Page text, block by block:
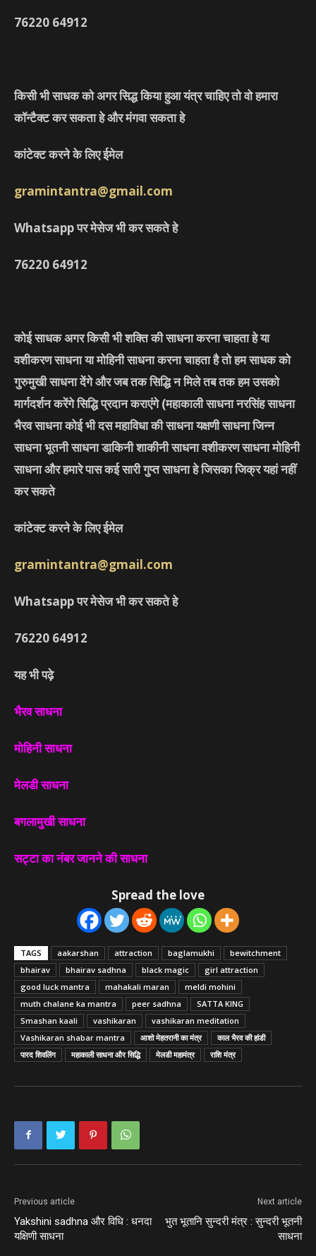
76220 64912
किसी भी साधक को अगर सिद्ध किया हुआ यंत्र चाहिए तो वो हमारा
कॉन्टैक्ट कर सकता हे और मंगवा सकता हे
कांटेक्ट करने के लिए ईमेल
gramintantra@gmail.com
Whatsapp पर मेसेज भी कर सकते हे
76220 64912
कोई साधक अगर किसी भी शक्ति की साधना करना चाहता हे या
वशीकरण साधना या मोहिनी साधना करना चाहता है तो हम साधक को
गुरुमुखी साधना देंगे और जब तक सिद्धि न मिले तब तक हम उसको
मार्गदर्शन करेंगे सिद्धि प्रदान कराएंगे (महाकाली साधना नरसिंह साधना
भैरव साधना कोई भी दस महाविधा की साधना यक्षणी साधना जिन्न
साधना भूतनी साधना डाकिनी शाकीनी साधना वशीकरण साधना मोहिनी
साधना और हमारे पास कई सारी गुप्त साधना हे जिसका जिक्र यहां नहीं
कर सकते
कांटेक्ट करने के लिए ईमेल
gramintantra@gmail.com
Whatsapp पर मेसेज भी कर सकते हे
76220 64912
यह भी पढ़े
भैरव साधना
मोहिनी साधना
मेलडी साधना
बगलामुखी साधना
सट्टा का नंबर जानने की साधना
Spread the love
TAGS aakarshan attraction baglamukhi
bewitchment
bhairav
bhairav sadhna black magic
girl attraction
good luck mantra
mahakali maran
meldi mohini
muth chalane ka mantra
peer sadhna
SATTA KING
Smashan kaali
vashikaran
vashikaran meditation
Vashikaran shabar mantra
आशो मेहतरानी का मंत्र
काल भैरव की हांडी
पारद शिवलिंग
महाकाली साधना और सिद्धि मेलडी महामंत्र राशि मंत्र
Previous article
Yakshini sadhna और विधि : धनदा
यक्षिणी साधना
Next article
भुत भूतानि सुन्दरी मंत्र : सुन्दरी भूतनी
साधना